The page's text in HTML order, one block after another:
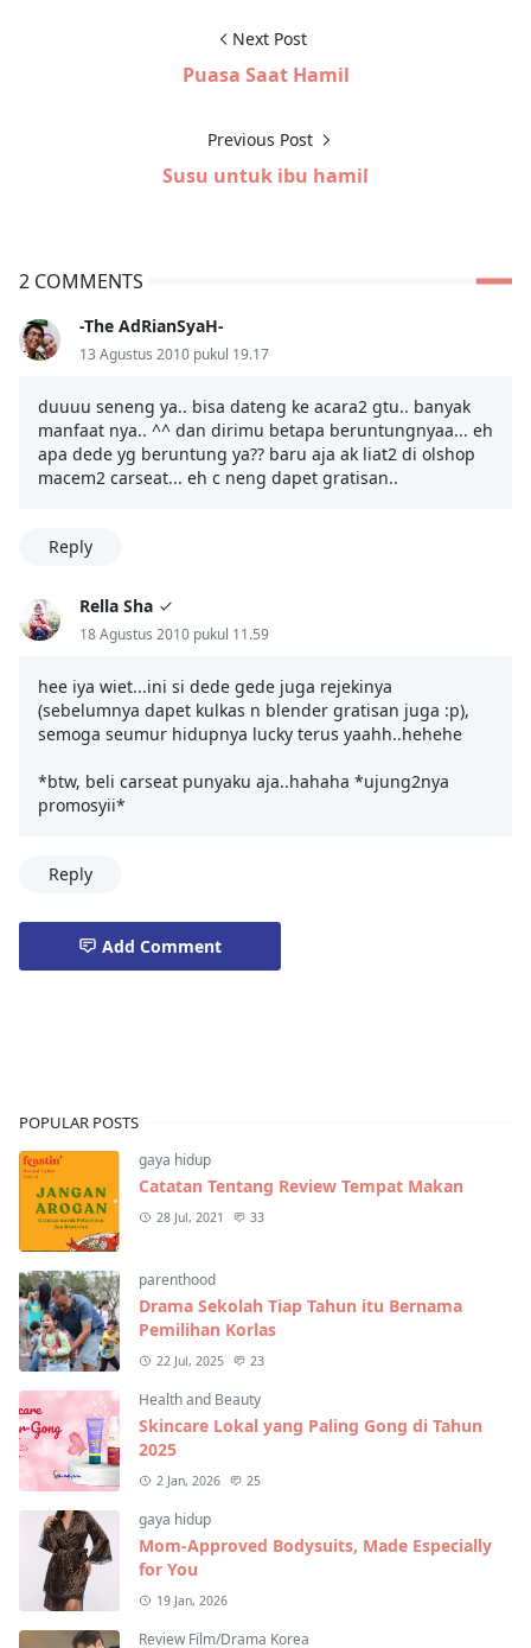
Next Post
Puasa Saat Hamil
Previous Post
Susu untuk ibu hamil
2 COMMENTS
-The AdRianSyaH-
13 Agustus 2010 pukul 19.17
duuuu seneng ya.. bisa dateng ke acara2 gtu.. banyak
manfaat nya.. ^^ dan dirimu betapa beruntungnyaa... eh
apa dede yg beruntung ya?? baru aja ak liat2 di olshop
macem2 carseat... eh c neng dapet gratisan..
Reply
Rella Sha
18 Agustus 2010 pukul 11.59
hee iya wiet...ini si dede gede juga rejekinya
(sebelumnya dapet kulkas n blender gratisan juga :p),
semoga seumur hidupnya lucky terus yaahh..hehehe
*btw, beli carseat punyaku aja..hahaha *ujung2nya
promosyii*
Reply
Add Comment
POPULAR POSTS
gaya hidup
Catatan Tentang Review Tempat Makan
28 Jul, 2021 33
parenthood
Drama Sekolah Tiap Tahun itu Bernama
Pemilihan Korlas
22 Jul, 2025 23
Health and Beauty
Skincare Lokal yang Paling Gong di Tahun
2025
2 Jan, 2026 25
gaya hidup
Mom-Approved Bodysuits, Made Especially
for You
19 Jan, 2026
Review Film/Drama Korea